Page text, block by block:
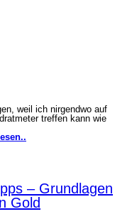
weil ich nirgendwo auf
treffen kann wie
– Grundlagen
Gold